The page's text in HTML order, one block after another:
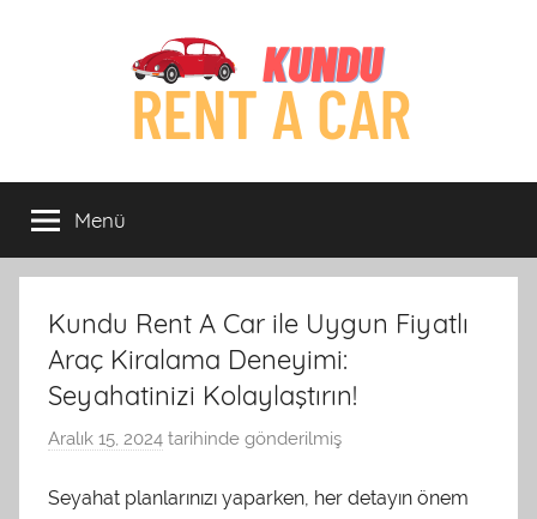
Kundu
Rent
Car
Car
Firması
Antalya
Menü
Kundu Rent A Car ile Uygun Fiyatlı
Araç Kiralama Deneyimi:
Seyahatinizi Kolaylaştırın!
Aralık 15, 2024 tarihinde gönderilmiş
m
Seyahat planlarınızı yaparken, her detayın önem